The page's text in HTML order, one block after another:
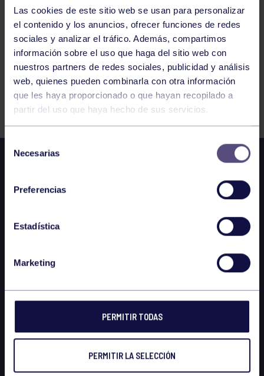
Las cookies de este sitio web se usan para personalizar
el contenido y los anuncios, ofrecer funciones de redes
sociales y analizar el tráfico. Además, compartimos
información sobre el uso que haga del sitio web con
nuestros partners de redes sociales, publicidad y análisis
web, quienes pueden combinarla con otra información
que les haya proporcionado o que hayan recopilado a
partir del uso que haya hecho de sus servicios.
Selección
Necesarias
Preferencias
Estadística
Marketing
PERMITIR TODAS
PERMITIR LA SELECCIÓN
7
FILTRAR